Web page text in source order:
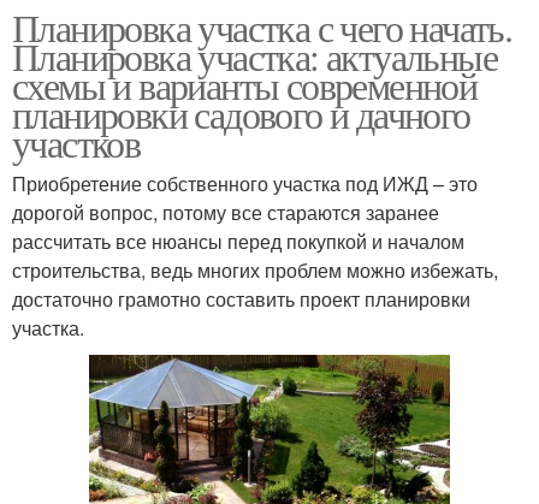
Планировка участка с чего начать.
Планировка участка: актуальные
схемы и варианты современной
планировки садового и дачного
участков
Приобретение собственного участка под ИЖД – это
дорогой вопрос, потому все стараются заранее
рассчитать все нюансы перед покупкой и началом
строительства, ведь многих проблем можно избежать,
достаточно грамотно составить проект планировки
участка.